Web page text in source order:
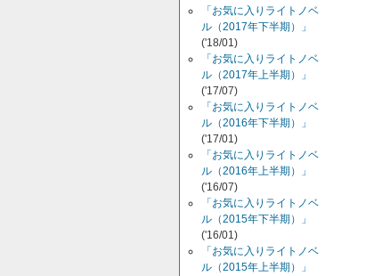
「お気に入りライトノベ
ル（2017年下半期）」
('18/01)
「お気に入りライトノベ
ル（2017年上半期）」
('17/07)
「お気に入りライトノベ
ル（2016年下半期）」
('17/01)
「お気に入りライトノベ
ル（2016年上半期）」
('16/07)
「お気に入りライトノベ
ル（2015年下半期）」
('16/01)
「お気に入りライトノベ
ル（2015年上半期）」